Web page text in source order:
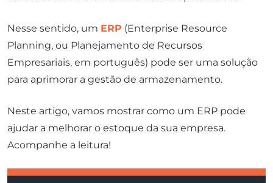
Nesse sentido, um ERP (Enterprise Resource
Planning, ou Planejamento de Recursos
Empresariais, em português) pode ser uma solução
para aprimorar a gestão de armazenamento.
Neste artigo, vamos mostrar como um ERP pode
ajudar a melhorar o estoque da sua empresa.
Acompanhe a leitura!